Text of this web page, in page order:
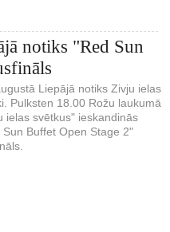
notiks "Red Sun
Liepājā notiks Zivju ielas
Pulksten 18.00 Rožu laukumā
ielas svētkus" ieskandinās
Sun Buffet Open Stage 2"